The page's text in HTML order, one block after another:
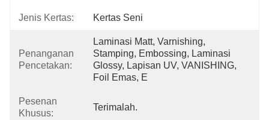
Jenis Kertas: Kertas Seni
Penanganan
Pencetakan:
Laminasi Matt, Varnishing,
Stamping, Embossing, Laminasi
Glossy, Lapisan UV, VANISHING,
Foil Emas, E
Pesenan
Khusus:
Terimalah.